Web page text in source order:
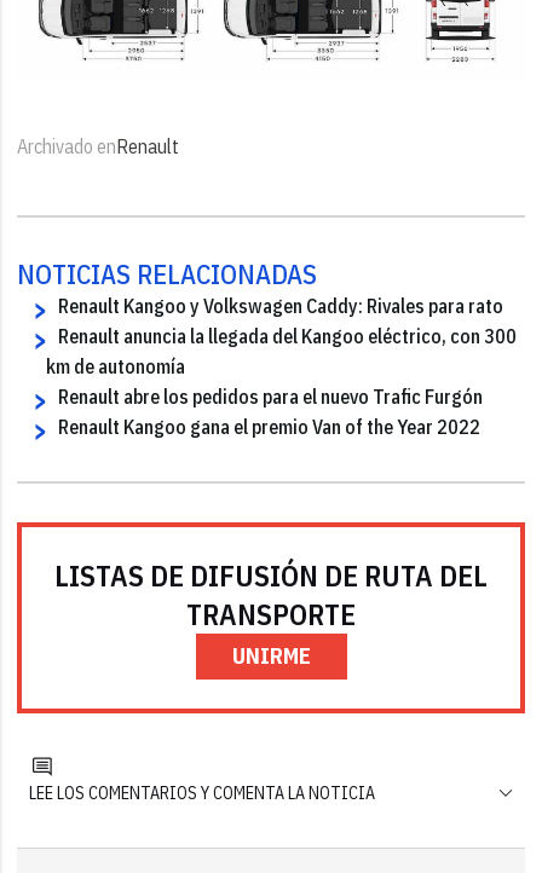
Archivado enRenault
NOTICIAS RELACIONADAS
Renault Kangoo y Volkswagen Caddy: Rivales para rato
Renault anuncia la llegada del Kangoo eléctrico, con 300
km de autonomía
Renault abre los pedidos para el nuevo Trafic Furgón
Renault Kangoo gana el premio Van of the Year 2022
LISTAS DE DIFUSIÓN DE RUTA DEL
TRANSPORTE
UNIRME
LEE LOS COMENTARIOS Y COMENTA LA NOTICIA